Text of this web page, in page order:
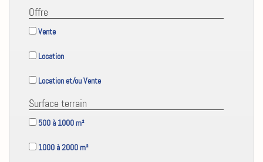
Offre
Vente
Location
Location et/ou Vente
Surface terrain
500 à 1000 m²
1000 à 2000 m²